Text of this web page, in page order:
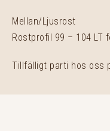
Mellan/Ljusrost
Rostprofil 99 – 104 LT
Tillfälligt parti hos oss